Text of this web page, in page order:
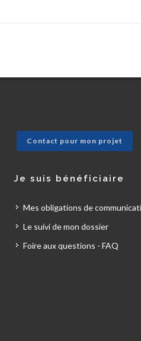
Contact pour mon projet
Je suis bénéficiaire
Mes obligations de
Le suivi de mon dossier
Foire aux questions - FAQ